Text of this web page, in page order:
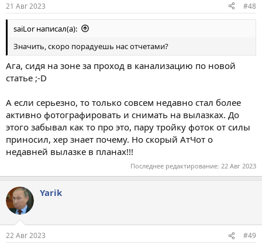
21 Авг 2023 #48
saiLor написал(а):
Значить, скоро порадуешь нас отчетами?
Ага, сидя на зоне за проход в канализацию по новой
статье ;-D
А если серьезно, то только совсем недавно стал более
активно фотографировать и снимать на вылазках. До
этого забывал как то про это, пару тройку фоток от силы
приносил, хер знает почему. Но скорый АтЧот о
недавней вылазке в планах!!!
Последнее редактирование: 22 Авг 2023
Yarik
22 Авг 2023 #49